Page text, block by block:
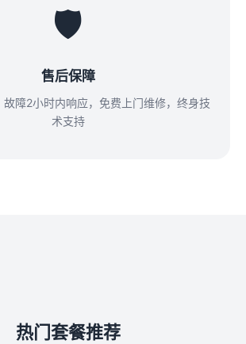
🛡️
售后保障
障2小时内响应，免费上门维修，终身技
术支持
热门套餐推荐